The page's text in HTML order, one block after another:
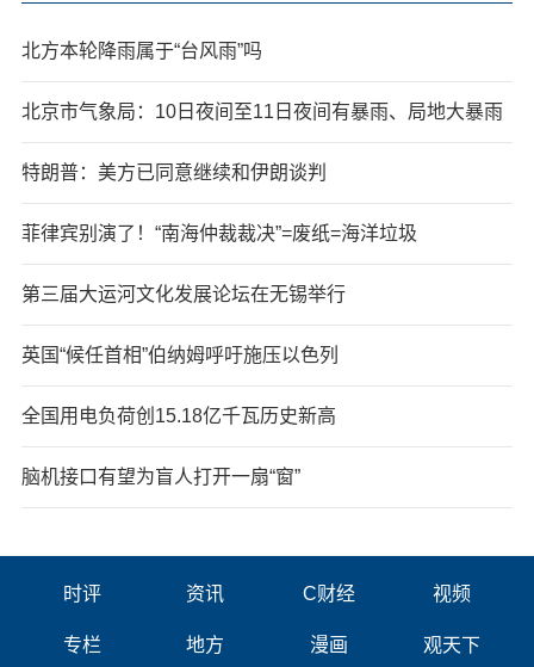
北方本轮降雨属于“台风雨”吗
北京市气象局：10日夜间至11日夜间有暴雨、局地大暴雨
特朗普：美方已同意继续和伊朗谈判
菲律宾别演了！“南海仲裁裁决”=废纸=海洋垃圾
第三届大运河文化发展论坛在无锡举行
英国“候任首相”伯纳姆呼吁施压以色列
全国用电负荷创15.18亿千瓦历史新高
脑机接口有望为盲人打开一扇“窗”
时评 资讯 C财经 视频
专栏 地方 漫画 观天下